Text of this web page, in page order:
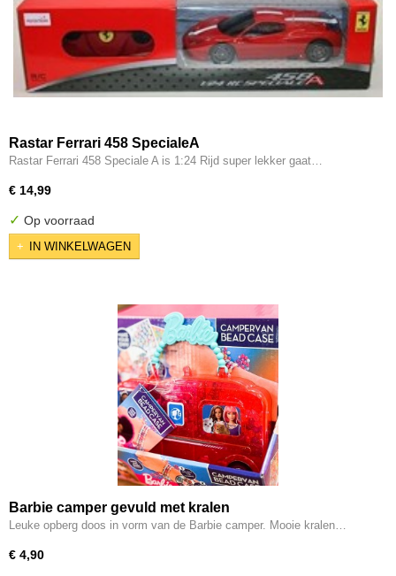
Rastar Ferrari 458 SpecialeA
Rastar Ferrari 458 Speciale A is 1:24 Rijd super lekker gaat…
€ 14,99
✓ Op voorraad
IN WINKELWAGEN
Barbie camper gevuld met kralen
Leuke opberg doos in vorm van de Barbie camper. Mooie kralen…
€ 4,90